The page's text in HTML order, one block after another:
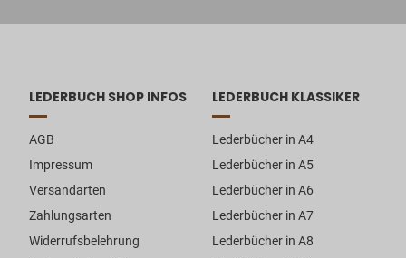
LEDERBUCH SHOP INFOS
AGB
Impressum
Versandarten
Zahlungsarten
Widerrufsbelehrung
LEDERBUCH KLASSIKER
Lederbücher in A4
Lederbücher in A5
Lederbücher in A6
Lederbücher in A7
Lederbücher in A8